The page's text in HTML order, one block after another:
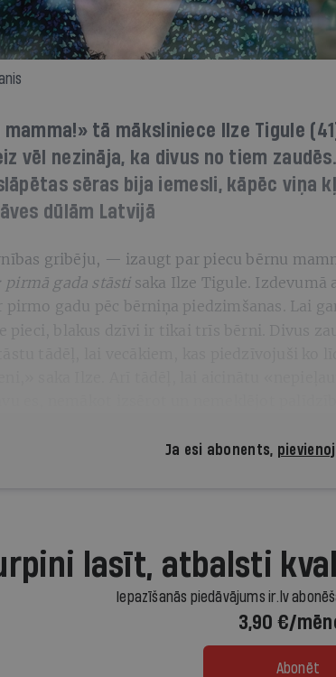
mamma!» tā māksliniece Ilze Tigule
vēl nezināja, ka divus no tiem
sēras bija iemesli, kāpēc viņa
dūlām Latvijā
gribēju, — izaugt par piecu bērnu
pirmā gada stāsti saka Ilze Tigule. Izdevumā
pirmo gadu pēc bērniņa piedzimšanas. Lai
pieci, blakus dzīvi ir tikai trīs bērni. Divus
Ja esi abonents,
lasīt, atbalsti
Iepazīšanās piedāvājums ir.lv
3,90 €/
Abonēt